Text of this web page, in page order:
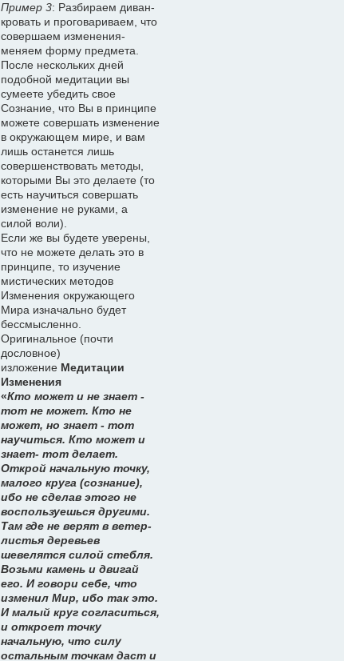
Пример 3: Разбираем диван-
кровать и проговариваем, что
совершаем изменения-
меняем форму предмета.
После нескольких дней
подобной медитации вы
сумеете убедить свое
Сознание, что Вы в принципе
можете совершать изменение
в окружающем мире, и вам
лишь останется лишь
совершенствовать методы,
которыми Вы это делаете (то
есть научиться совершать
изменение не руками, а
силой воли).
Если же вы будете уверены,
что не можете делать это в
принципе, то изучение
мистических методов
Изменения окружающего
Мира изначально будет
бессмысленно.
Оригинальное (почти
дословное)
изложение Медитации
Изменения
«Кто может и не знает -
тот не может. Кто не
может, но знает - тот
научиться. Кто может и
знает- тот делает.
Открой начальную точку,
малого круга (сознание),
ибо не сделав этого не
воспользуешься другими.
Там где не верят в ветер-
листья деревьев
шевелятся силой стебля.
Возьми камень и двигай
его. И говори себе, что
изменил Мир, ибо так это.
И малый круг согласиться,
и откроет точку
начальную, что силу
остальным точкам даст и